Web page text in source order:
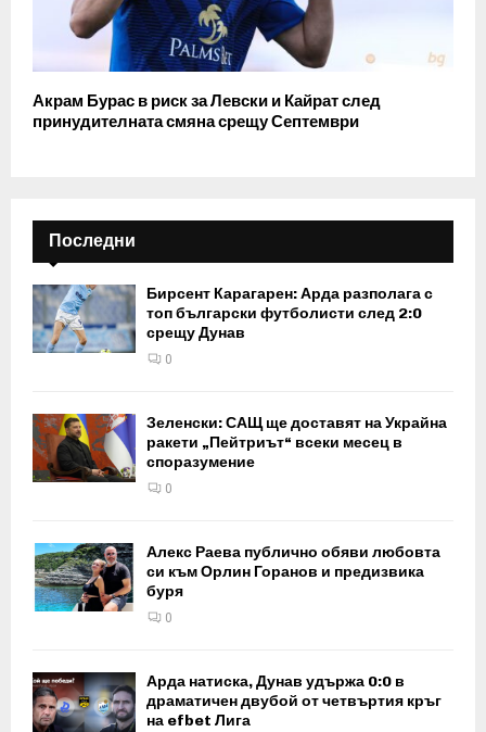
Акрам Бурас в риск за Левски и Кайрат след
принудителната смяна срещу Септември
Последни
Бирсент Карагарен: Арда разполага с
топ български футболисти след 2:0
срещу Дунав
0
Зеленски: САЩ ще доставят на Украйна
ракети „Пейтриът“ всеки месец в
споразумение
0
Алекс Раева публично обяви любовта
си към Орлин Горанов и предизвика
буря
0
Арда натиска, Дунав удържа 0:0 в
драматичен двубой от четвъртия кръг
на efbet Лига